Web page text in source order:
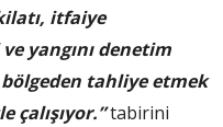
itfaiye
yangını denetim
tahliye etmek
çalışıyor.”tabirini